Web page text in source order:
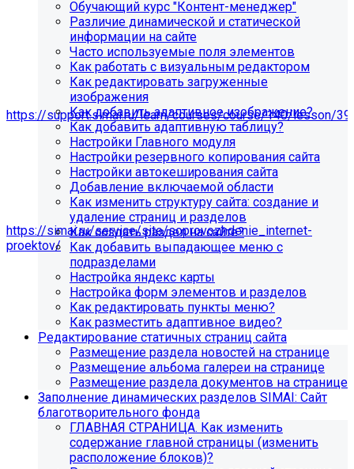
Мы подготовили чек-лист администратора сайта:
https://support.simai.ru/learn/courses/course/140/lesson/
Рекомендуем придерживаться регламента выполнения
этих работ — это помогает поддерживать сайт в
стабильном и безопасном состоянии.
Если у вас нет технических специалистов, вы можете
передать сайт на техническую поддержку нам:
https://simai.ru/service/site/soprovozhdenie_internet-
proektov/
Это выгодно, потому что вы получаете команду
экспертов вместо одного сотрудника: мы берём на себя
регулярные обновления и контроль работоспособности,
быстрее реагируем на сбои, снижаем риски простоев и
уязвимостей, а вам не нужно тратить время и бюджет на
поиск, обучение и удержание специалистов.
Проверьте адрес сервера
обновлений!
Из-за неправильного адреса обновлений может
Обучающий курс "Контент-менеджер"
Различие динамической и статической
информации на сайте
Часто используемые поля элементов
Как работать с визуальным редактором
Как редактировать загруженные
изображения
Как добавить адаптивное изображение?
Как добавить адаптивную таблицу?
Настройки Главного модуля
Настройки резервного копирования сайта
Настройки автокеширования сайта
Добавление включаемой области
Как изменить структуру сайта: создание и
удаление страниц и разделов
Как создать раздел на сайте?
Как добавить выпадающее меню с
подразделами
Настройка яндекс карты
Настройка форм элементов и разделов
Как редактировать пункты меню?
Как разместить адаптивное видео?
Редактирование статичных страниц сайта
Размещение раздела новостей на странице
Размещение альбома галереи на странице
Размещение раздела документов на странице
Заполнение динамических разделов SIMAI: Сайт
благотворительного фонда
ГЛАВНАЯ СТРАНИЦА. Как изменить
содержание главной страницы (изменить
расположение блоков)?